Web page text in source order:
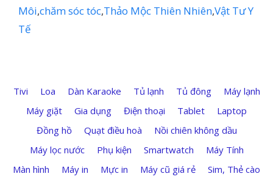
Môi,chăm sóc tóc,Thảo Mộc Thiên Nhiên,Vật Tư Y
Tế
Tivi Loa Dàn Karaoke Tủ lạnh Tủ đông
Máy lạnh
Máy giặt
Gia dụng Điện thoại Tablet
Laptop
Đồng hồ
Quạt điều hoà
Nồi chiên không dầu
Máy lọc nước
Phụ kiện Smartwatch
Máy Tính
Màn hình
Máy in Mực in Máy cũ giá rẻ
Sim, Thẻ cào